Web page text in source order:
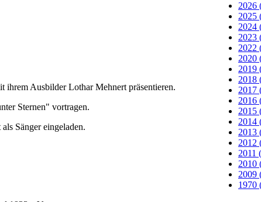
ihrem Ausbilder Lothar Mehnert präsentieren.
Sternen" vortragen.
Sänger eingeladen.
2026
2025
2024
2023
2022
2020
2019
2018
2017
2016
2015
2014
2013
2012
2011
2010
2009
1970